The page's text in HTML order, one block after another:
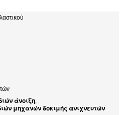
άνοιξη,
μηχανών δοκιμής ανιχνευτών